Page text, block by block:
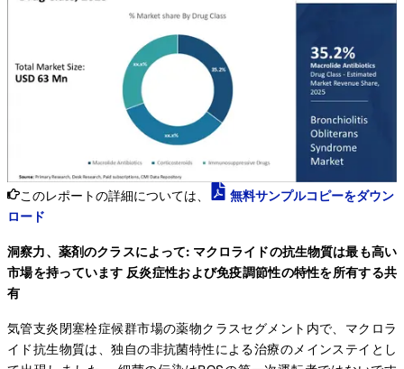
このレポートの詳細については、
無料サンプルコピーをダウン
ロード
洞察力、薬剤のクラスによって: マクロライドの抗生物質は最も高い
市場を持っています 反炎症性および免疫調節性の特性を所有する共
有
気管支炎閉塞栓症候群市場の薬物クラスセグメント内で、マクロラ
イド抗生物質は、独自の非抗菌特性による治療のメインステイとし